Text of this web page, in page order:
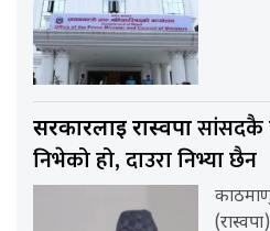
सरकारलाई रास्वपासांसदकै
निभेको हो, दाउरा निभ्या छैन
काठमाण्डु